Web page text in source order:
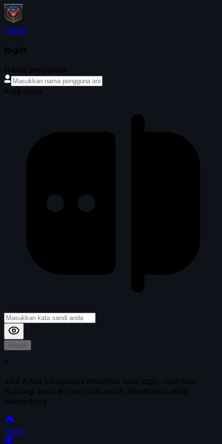
Daftar
login
Nama pengguna
Kata sandi
Masuk
*
Jika Anda mengalami Kesulitan saat login, Silahkan
hubungi kami di Live Chat untuk Membantu anda
selanjutnya
home